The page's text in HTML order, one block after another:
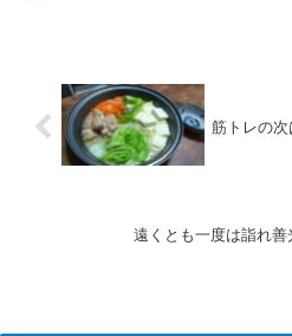
筋トレの
遠くとも一度は詣れ善